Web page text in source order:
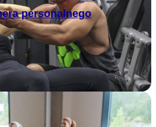
personalnego